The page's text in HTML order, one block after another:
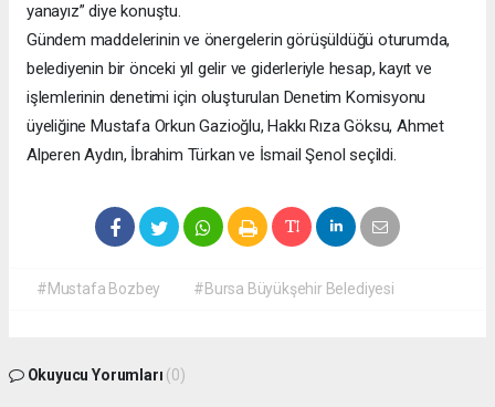
yanayız” diye konuştu.
Gündem maddelerinin ve önergelerin görüşüldüğü oturumda,
belediyenin bir önceki yıl gelir ve giderleriyle hesap, kayıt ve
işlemlerinin denetimi için oluşturulan Denetim Komisyonu
üyeliğine Mustafa Orkun Gazioğlu, Hakkı Rıza Göksu, Ahmet
Alperen Aydın, İbrahim Türkan ve İsmail Şenol seçildi.
#Mustafa Bozbey #Bursa Büyükşehir Belediyesi
Okuyucu Yorumları (0)